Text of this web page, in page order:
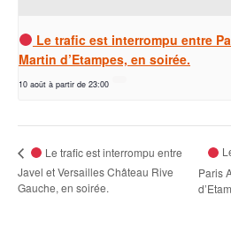
Le trafic est interrompu entre
Martin d’Etampes, en soirée.
10 août à partir de 23:00
Le trafic est interrompu entre
Javel et Versailles Château Rive
Gauche, en soirée.
Paris